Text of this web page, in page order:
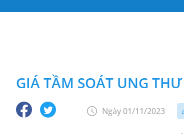
GIÁ TẦM SOÁT UNG
Ngày 01/11/2023